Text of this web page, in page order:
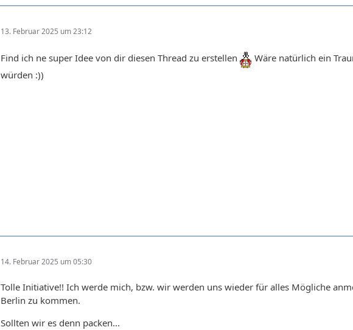
13. Februar 2025 um 23:12
Find ich ne super Idee von dir diesen Thread zu erstellen
Wäre natürlich ein
würden :))
14. Februar 2025 um 05:30
Tolle Initiative!! Ich werde mich, bzw. wir werden uns wieder für alles Mögliche
Berlin zu kommen.
Sollten wir es denn packen...